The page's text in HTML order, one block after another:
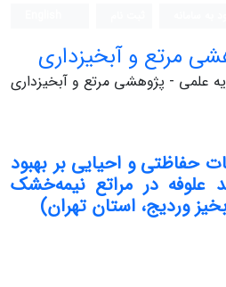
مرتع و آبخیزداری
علمی - پژوهشی مرتع و آبخیزداری
حفاظتی و احیایی بر بهبود
علوفه در مراتع نیمه‌خشک
وردیج، استان تهران)